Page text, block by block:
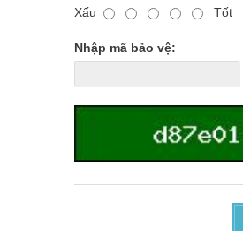
Xấu
Tốt
Nhập mã bảo vệ: